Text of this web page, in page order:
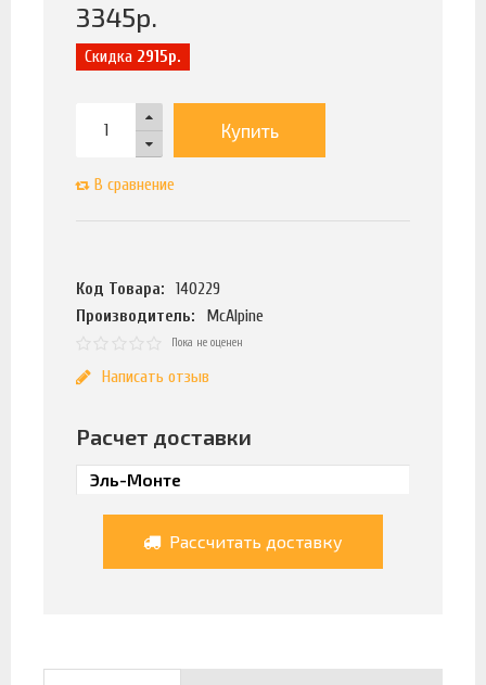
3345р.
Скидка 2915р.
Купить
В сравнение
Код Товара:
140229
Производитель:
McAlpine
Пока не оценен
Написать отзыв
Расчет доставки
Рассчитать доставку